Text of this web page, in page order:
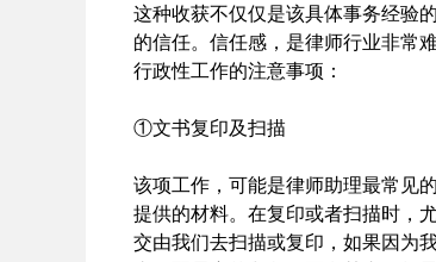
这种收获不仅仅是该具体事务经验
的信任。信任感，是律师行业非常
行政性工作的注意事项：
①文书复印及扫描
该项工作，可能是律师助理最常见
提供的材料。在复印或者扫描时，
交由我们去扫描或复印，如果因为